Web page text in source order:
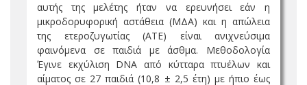
αυτής της μελέτης ήταν να ερευνήσει εάν η
μικροδορυφορική αστάθεια (ΜΔΑ) και η απώλεια
της ετεροζυγωτίας (ΑΤΕ) είναι ανιχνεύσιμα
φαινόμενα σε παιδιά με άσθμα. Μεθοδολογία
Έγινε εκχύλιση DNA από κύτταρα πτυέλων και
αίματος σε 27 παιδιά (10,8 ± 2,5 έτη) με ήπιο έως